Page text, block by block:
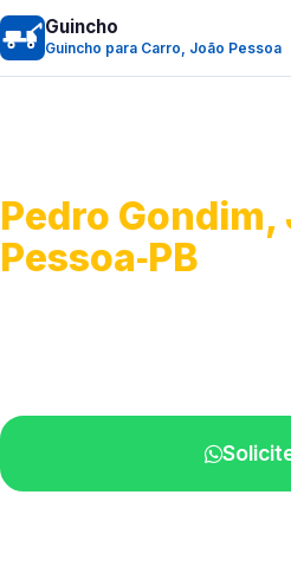
Guincho
Guincho para Carro, João Pessoa
Pedro Gondim,
Pessoa‑PB